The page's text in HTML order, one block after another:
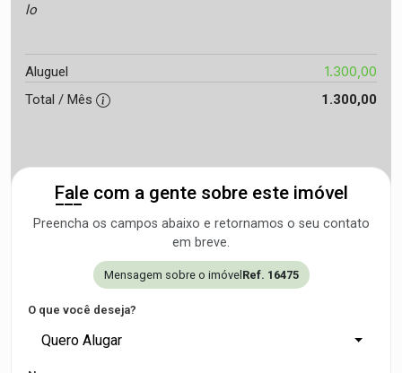
lo
Aluguel 1.300,00
Total / Mês 1.300,00
Fale com a gente sobre este imóvel
Preencha os campos abaixo e retornamos o seu contato
em breve.
Mensagem sobre o imóvel Ref. 16475
O que você deseja?
Quero Alugar